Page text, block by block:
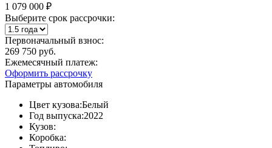
1 079 000 ₽
Выберите срок рассрочки:
Первоначальный взнос:
269 750 руб.
Ежемесячный платеж:
Оформить рассрочку
Параметры автомобиля
Цвет кузова:Белый
Год выпуска:2022
Кузов:
Коробка: